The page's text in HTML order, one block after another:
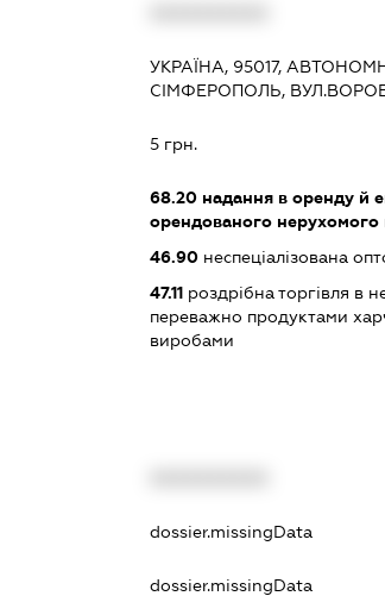
УКРАЇНА, 95017,
СІМФЕРОПОЛЬ,
5 грн.
68.20надання в оренду й
орендованого нерухомого
46.90неспеціалізована
47.11роздрібна торгівля в
переважно продуктами
виробами
dossier.missingData
dossier.missingData